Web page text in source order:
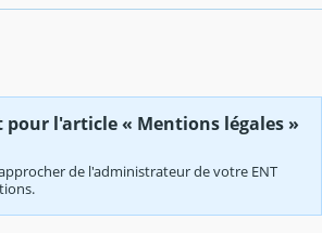
l'article « Mentions légales »
de l'administrateur de votre ENT